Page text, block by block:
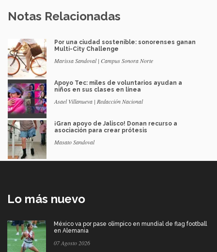
Notas Relacionadas
Por una ciudad sostenible: sonorenses ganan
Multi-City Challenge
Marissa Sandoval | Campus Sonora Norte
Apoyo Tec: miles de voluntarios ayudan a
niños en sus clases en línea
Asael Villanueva | Redacción Nacional
¡Gran apoyo de Jalisco! Donan recurso a
asociación para crear prótesis
Masato Sandoval
Lo más nuevo
México va por pase olímpico en mundial de flag football
en Alemania
07 Agosto 2026